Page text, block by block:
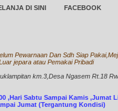
DI SINI FACEBOOK
Pewarnaan Dan Sdh Siap
jepara atau Pemakai Pribadi
km.3,Desa Ngasem Rt.18
,Hari Sabtu Sampai Kamis ,Jumat
Jumat (Tergantung Kondisi)